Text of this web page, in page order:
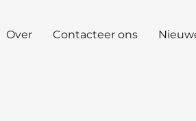
Over Contacteer ons